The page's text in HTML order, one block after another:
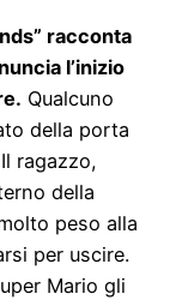
racconta
l’inizio
Qualcuno
della porta
ragazzo,
della
peso alla
per uscire.
Mario gli